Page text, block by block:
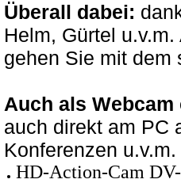
Überall dabei:
Helm, Gürtel
gehen Sie mit dem
Auch als
auch direkt am PC
Konferenzen u.v.m.
HD-Action-Cam